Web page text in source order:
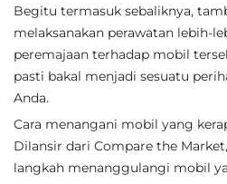
Begitu termasuk sebaliknya,
melaksanakan perawatan lebih-
peremajaan terhadap mobil
pasti bakal menjadi sesuatu
Anda.
Cara menangani mobil yang
Dilansir dari Compare the
langkah menanggulangi mobil